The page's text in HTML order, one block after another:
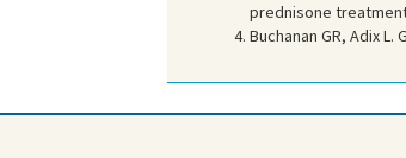
prednisone
Buchanan GR, Adix